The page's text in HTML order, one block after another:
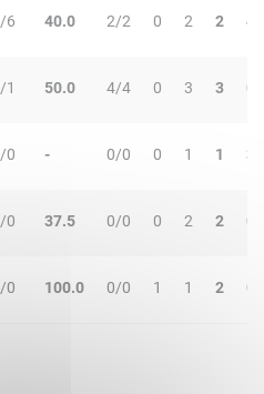
6 40.0 2/2 0 2 2 4
1 50.0 4/4 0 3 3 0
0 - 0/0 0 1 1 3
0 37.5 0/0 0 2 2 0
0 100.0 0/0 1 1 2 0